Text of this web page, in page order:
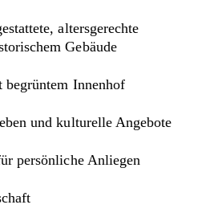
altersgerechte
Gebäude
begrüntem Innenhof
und kulturelle Angebote
persönliche Anliegen